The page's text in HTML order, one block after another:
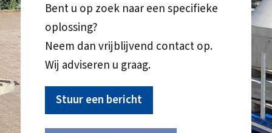
Bent u op zoek naar een specifieke
oplossing?
Neem dan vrijblijvend contact op.
Wij adviseren u graag.
Stuur een bericht